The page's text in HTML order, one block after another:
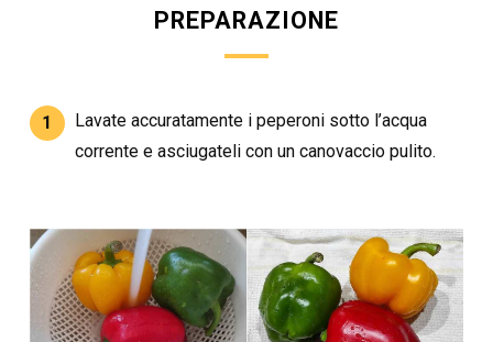
PREPARAZIONE
1
Lavate accuratamente i peperoni sotto l’acqua
corrente e asciugateli con un canovaccio pulito.